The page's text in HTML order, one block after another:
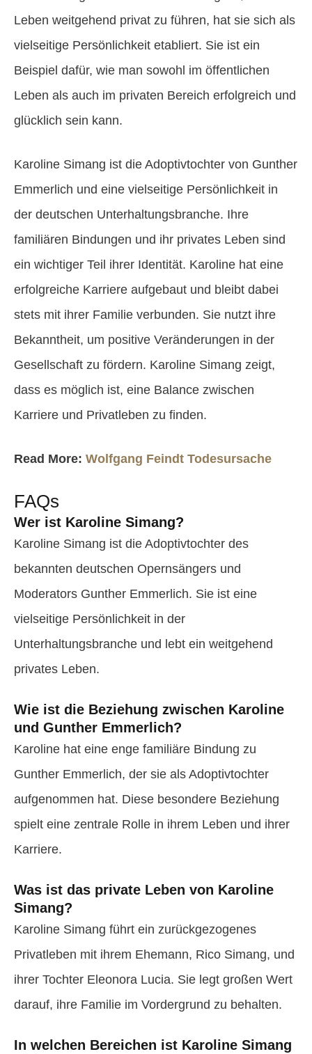
Leben weitgehend privat zu führen, hat sie sich als
vielseitige Persönlichkeit etabliert. Sie ist ein
Beispiel dafür, wie man sowohl im öffentlichen
Leben als auch im privaten Bereich erfolgreich und
glücklich sein kann.
Karoline Simang ist die Adoptivtochter von Gunther
Emmerlich und eine vielseitige Persönlichkeit in
der deutschen Unterhaltungsbranche. Ihre
familiären Bindungen und ihr privates Leben sind
ein wichtiger Teil ihrer Identität. Karoline hat eine
erfolgreiche Karriere aufgebaut und bleibt dabei
stets mit ihrer Familie verbunden. Sie nutzt ihre
Bekanntheit, um positive Veränderungen in der
Gesellschaft zu fördern. Karoline Simang zeigt,
dass es möglich ist, eine Balance zwischen
Karriere und Privatleben zu finden.
Read More: Wolfgang Feindt Todesursache
FAQs
Wer ist Karoline Simang?
Karoline Simang ist die Adoptivtochter des
bekannten deutschen Opernsängers und
Moderators Gunther Emmerlich. Sie ist eine
vielseitige Persönlichkeit in der
Unterhaltungsbranche und lebt ein weitgehend
privates Leben.
Wie ist die Beziehung zwischen Karoline
und Gunther Emmerlich?
Karoline hat eine enge familiäre Bindung zu
Gunther Emmerlich, der sie als Adoptivtochter
aufgenommen hat. Diese besondere Beziehung
spielt eine zentrale Rolle in ihrem Leben und ihrer
Karriere.
Was ist das private Leben von Karoline
Simang?
Karoline Simang führt ein zurückgezogenes
Privatleben mit ihrem Ehemann, Rico Simang, und
ihrer Tochter Eleonora Lucia. Sie legt großen Wert
darauf, ihre Familie im Vordergrund zu behalten.
In welchen Bereichen ist Karoline Simang